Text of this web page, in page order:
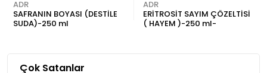
ADR
SAFRANIN BOYASI (DESTİLE
SUDA)-250 ml
ADR
ERİTROSİT SAYIM ÇÖZELTİSİ
( HAYEM )-250 ml-
Çok Satanlar